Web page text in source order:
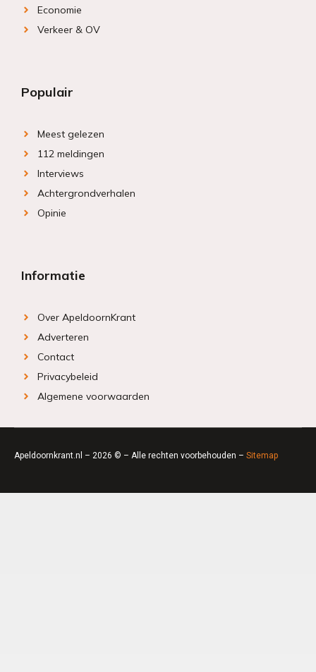
Economie
Verkeer & OV
Populair
Meest gelezen
112 meldingen
Interviews
Achtergrondverhalen
Opinie
Informatie
Over ApeldoornKrant
Adverteren
Contact
Privacybeleid
Algemene voorwaarden
Apeldoornkrant.nl – 2026 © – Alle rechten voorbehouden – Sitemap